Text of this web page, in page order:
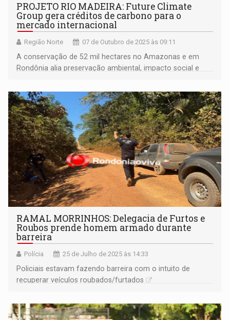
PROJETO RIO MADEIRA: Future Climate
Group gera créditos de carbono para o
mercado internacional
Região Norte 07 de Outubro de 2025 às 09:11
A conservação de 52 mil hectares no Amazonas e em
Rondônia alia preservação ambiental, impacto social e
empresas privadas
RAMAL MORRINHOS: Delegacia de Furtos e
Roubos prende homem armado durante
barreira
Polícia 25 de Julho de 2025 às 14:33
Policiais estavam fazendo barreira com o intuito de
recuperar veículos roubados/furtados